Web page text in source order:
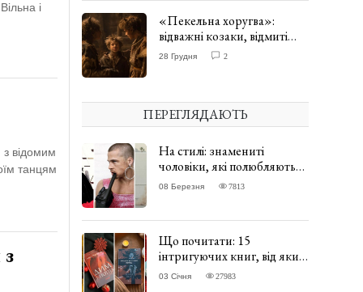
і
з відомим
танцям
«Пекельна хоругва»:
відважні козаки, відмиті
чорти та відчайдушний
28 Грудня 2
ПЕРЕГЛЯДАЮТЬ
На стилі: знамениті
чоловіки, які полюбляють
одягати сукні. ФОТО
08 Березня 7813
Що почитати: 15
інтригуючих книг, від яких
важко відірватись. ФОТО
03 Січня 27983